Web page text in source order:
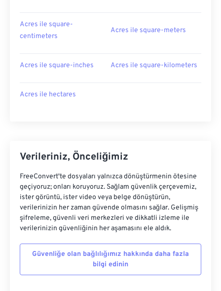
Acres ile square-
centimeters
Acres ile square-meters
Acres ile square-inches Acres ile square-kilometers
Acres ile hectares
Verileriniz, Önceliğimiz
FreeConvert'te dosyaları yalnızca dönüştürmenin ötesine
geçiyoruz; onları koruyoruz. Sağlam güvenlik çerçevemiz,
ister görüntü, ister video veya belge dönüştürün,
verilerinizin her zaman güvende olmasını sağlar. Gelişmiş
şifreleme, güvenli veri merkezleri ve dikkatli izleme ile
verilerinizin güvenliğinin her aşamasını ele aldık.
Güvenliğe olan bağlılığımız hakkında daha fazla
bilgi edinin